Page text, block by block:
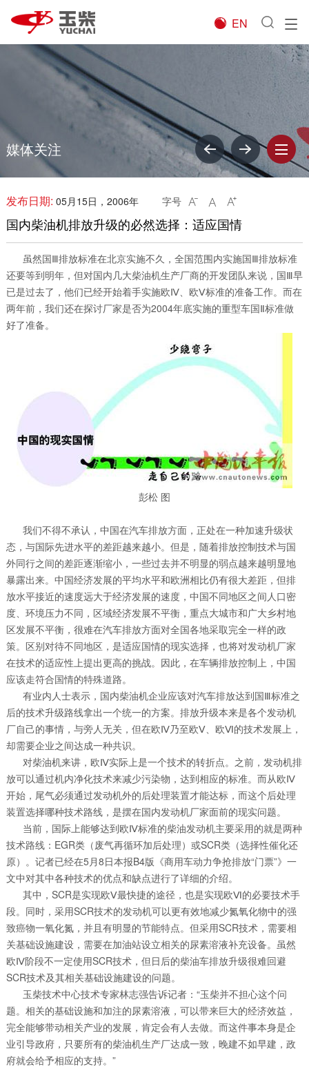

EN
媒体关注
发布日期: 05月15日，2006年 字号   
国内柴油机排放升级的必然选择：适应国情
虽然国Ⅲ排放标准在北京实施不久，全国范围内实施国Ⅲ排放标准
还要等到明年，但对国内几大柴油机生产厂商的开发团队来说，国Ⅲ早
已是过去了，他们已经开始着手实施欧Ⅳ、欧Ⅴ标准的准备工作。而在
两年前，我们还在探讨厂家是否为2004年底实施的重型车国Ⅱ标准做
好了准备。
彭松 图
我们不得不承认，中国在汽车排放方面，正处在一种加速升级状
态，与国际先进水平的差距越来越小。但是，随着排放控制技术与国
外同行之间的差距逐渐缩小，一些过去并不明显的弱点越来越明显地
暴露出来。中国经济发展的平均水平和欧洲相比仍有很大差距，但排
放水平接近的速度远大于经济发展的速度，中国不同地区之间人口密
度、环境压力不同，区域经济发展不平衡，重点大城市和广大乡村地
区发展不平衡，很难在汽车排放方面对全国各地采取完全一样的政
策。区别对待不同地区，是适应国情的现实选择，也将对发动机厂家
在技术的适应性上提出更高的挑战。因此，在车辆排放控制上，中国
应该走符合国情的特殊道路。
有业内人士表示，国内柴油机企业应该对汽车排放达到国Ⅲ标准之
后的技术升级路线拿出一个统一的方案。排放升级本来是各个发动机
厂自己的事情，与旁人无关，但在欧Ⅳ乃至欧Ⅴ、欧Ⅵ的技术发展上，
却需要企业之间达成一种共识。
对柴油机来讲，欧Ⅳ实际上是一个技术的转折点。之前，发动机排
放可以通过机内净化技术来减少污染物，达到相应的标准。而从欧Ⅳ
开始，尾气必须通过发动机外的后处理装置才能达标，而这个后处理
装置选择哪种技术路线，是摆在国内发动机厂家面前的现实问题。
当前，国际上能够达到欧Ⅳ标准的柴油发动机主要采用的就是两种
技术路线：EGR类（废气再循环加后处理）或SCR类（选择性催化还
原）。记者已经在5月8日本报B4版《商用车动力争抢排放“门票”》一
文中对其中各种技术的优点和缺点进行了详细的介绍。
其中，SCR是实现欧Ⅴ最快捷的途径，也是实现欧Ⅵ的必要技术手
段。同时，采用SCR技术的发动机可以更有效地减少氮氧化物中的强
致癌物一氧化氮，并且有明显的节能特点。但采用SCR技术，需要相
关基础设施建设，需要在加油站设立相关的尿素溶液补充设备。虽然
欧Ⅳ阶段不一定使用SCR技术，但日后的柴油车排放升级很难回避
SCR技术及其相关基础设施建设的问题。
玉柴技术中心技术专家林志强告诉记者：“玉柴并不担心这个问
题。相关的基础设施和加注的尿素溶液，可以带来巨大的经济效益，
完全能够带动相关产业的发展，肯定会有人去做。而这件事本身是企
业引导政府，只要所有的柴油机生产厂达成一致，晚建不如早建，政
府就会给予相应的支持。”